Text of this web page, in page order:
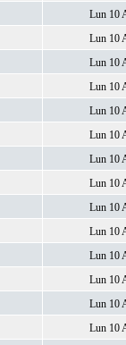
Lun 10
Lun 10
Lun 10
Lun 10
Lun 10
Lun 10
Lun 10
Lun 10
Lun 10
Lun 10
Lun 10
Lun 10
Lun 10
Lun 10